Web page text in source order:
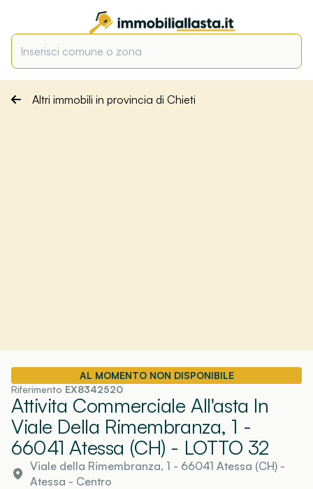
Altri immobili in provincia di Chieti
AL MOMENTO NON DISPONIBILE
Riferimento EX8342520
Attivita Commerciale All'asta In
Viale Della Rimembranza, 1 -
66041 Atessa (CH) - LOTTO 32
Viale della Rimembranza, 1 - 66041 Atessa (CH) -
Atessa - Centro